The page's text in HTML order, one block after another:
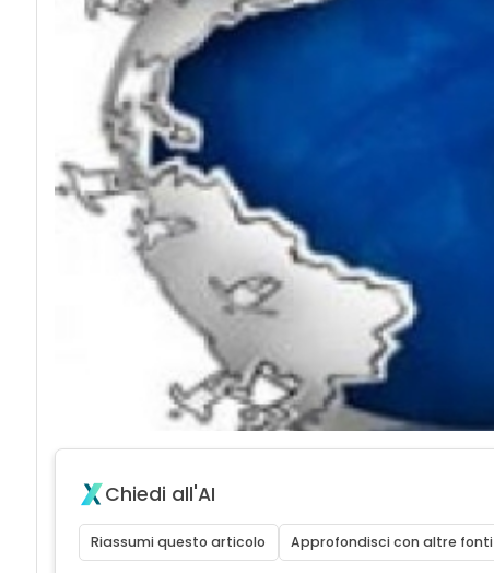
Chiedi all'AI
Riassumi questo articolo Approfondisci con altre fonti